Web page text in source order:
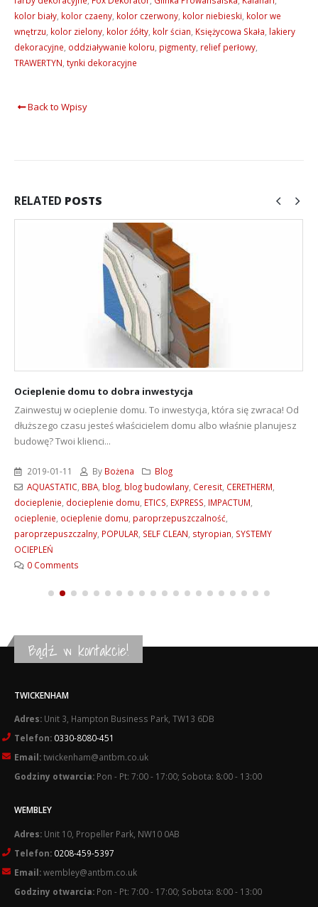
kolor biały, kolor czaeny, kolor czerwony, kolor niebieski, kolor we
wnętrzu, kolor zielony, kolor źółty, kolr ścian, Księżycowa Skała, lakiery
dekoracyjne, oddziaływanie koloru, pigmenty, relief perłowy,
TRAWERTYN, tynki dekoracyjne
Back to Wpisy
RELATED POSTS
Ocieplenie domu to dobra inwestycja
Zainwestuj w ocieplenie domu. To inwestycja, która się zwraca! Od
dłuższego czasu jesteś właścicielem domu albo właśnie planujesz
budowę? Twoi klienci...
2019-01-11 By Bożena
Blog
AQUASTATIC, BBA, blog, blog budowlany, Ceresit, CERETHERM
docieplenie docieplenie domu ETICS EXPRESS IMPACTUM
ocieplenie ocieplenie domu paroprzepuszczalność
paroprzepuszczalny POPULAR SELF CLEAN styropian SYSTEMY
OCIEPLEŃ
0 Comments
Bądź w kontakcie!
TWICKENHAM
Adres: Unit 3, Hampton Business Park, TW13 6DB
Telefon: 0330-8080-451
Email:twickenham@antbm.co.uk
Godziny otwarcia: Pon - Pt: 7:00 - 17:00; Sobota: 8:00 - 13:00
WEMBLEY
Adres: Unit 10, Propeller Park, NW10 0AB
Telefon: 0208-459-5397
Email:wembley@antbm.co.uk
Godziny otwarcia: Pon - Pt: 7:00 - 17:00; Sobota: 8:00 - 13:00